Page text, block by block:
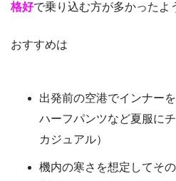
格好で乗り込む方が多かったよ
おすすめは
出発前の空港でインナー
ハーフパンツなど夏服に
カジュアル）
機内の寒さを想定してそ